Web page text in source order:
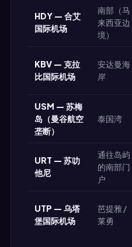
HDY — 合艾
国际机场
南部（马
来西亚边
境）
KBV — 克拉
比国际机场
安达曼海
岸
USM — 苏梅
岛（曼谷航空
垄断）
泰国湾
URT — 苏叻
他尼
通往岛屿
的南部门
户
UTP — 乌塔
堡国际机场
芭提雅 /
莱勇